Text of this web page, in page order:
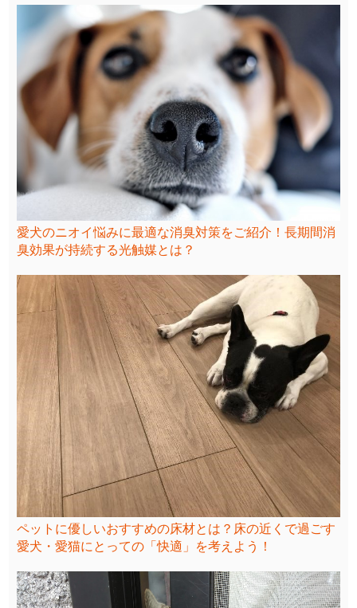
愛犬のニオイ悩みに最適な消臭対策をご紹介！長期間消
臭効果が持続する光触媒とは？
ペットに優しいおすすめの床材とは？床の近くで過ごす
愛犬・愛猫にとっての「快適」を考えよう！